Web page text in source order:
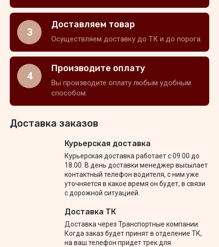
3
Доставляем товар
Осуществляем доставку до ТК и до порога.
4
Производите оплату
Вы производите оплату любым удобным
способом.
Доставка заказов
Курьерская доставка
Курьерская доставка работает с 09.00 до
18.00. В день доставки менеджер высылает
контактный телефон водителя, с ним уже
уточняется в какое время он будет, в связи
с дорожной ситуацией.
Доставка ТК
Доставка через Транспортные компании.
Когда заказ будет принят в отделение ТК,
на ваш телефон придет трек для